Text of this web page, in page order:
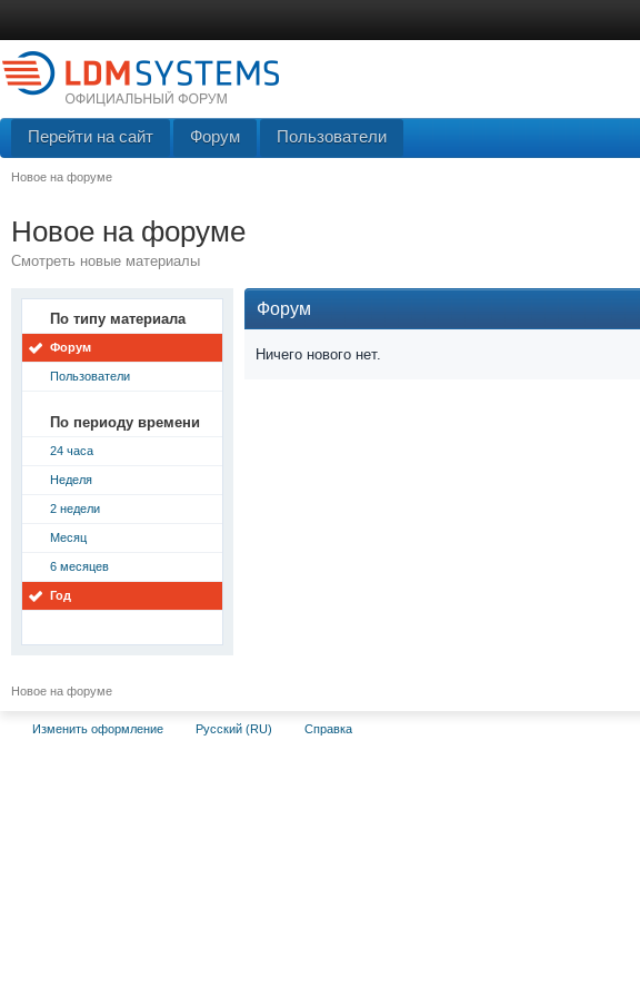
Перейти на сайт Форум Пользователи
Новое на форуме
Новое на форуме
Смотреть новые материалы
По типу материала
Форум
Пользователи
По периоду времени
24 часа
Неделя
2 недели
Месяц
6 месяцев
Год
Форум
Ничего нового нет.
Новое на форуме
Изменить оформление Русский (RU) Справка